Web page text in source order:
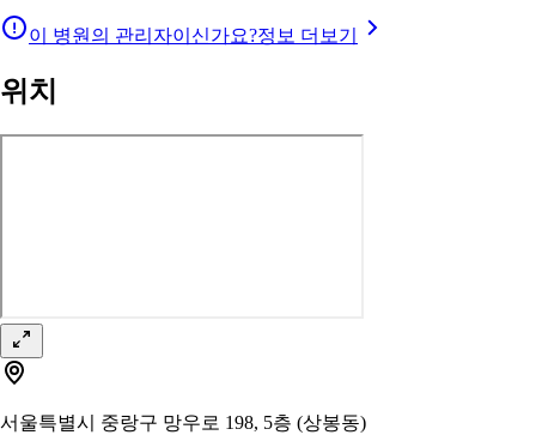
이 병원의 관리자이신가요?정보 더보기
위치
서울특별시 중랑구 망우로 198, 5층 (상봉동)